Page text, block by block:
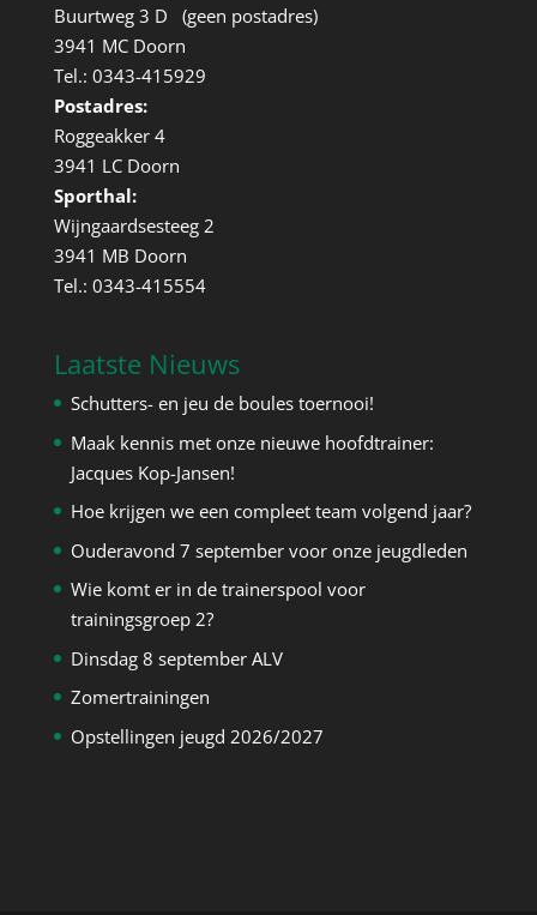
Buurtweg 3 D (geen postadres)
3941 MC Doorn
Tel.: 0343-415929
Postadres:
Roggeakker 4
3941 LC Doorn
Sporthal:
Wijngaardsesteeg 2
3941 MB Doorn
Tel.: 0343-415554
Laatste Nieuws
Schutters- en jeu de boules toernooi!
Maak kennis met onze nieuwe hoofdtrainer:
Jacques Kop-Jansen!
Hoe krijgen we een compleet team volgend jaar?
Ouderavond 7 september voor onze jeugdleden
Wie komt er in de trainerspool voor
trainingsgroep 2?
Dinsdag 8 september ALV
Zomertrainingen
Opstellingen jeugd 2026/2027